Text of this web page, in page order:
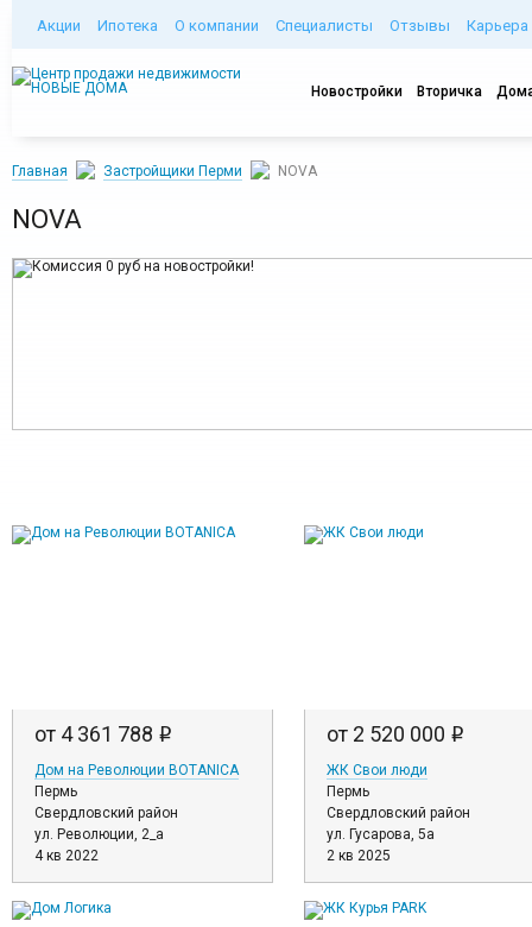
Акции Ипотека О компании Специалисты Отзывы Карьера
Новостройки Вторичка
Главная Застройщики Перми NOVA
NOVA
от 4 361 788 i
Дом на Революции BOTANICA
Пермь
Свердловский район
ул. Революции, 2_а
4 кв 2022
от 2 520 000 i
ЖК Свои люди
Пермь
Свердловский район
ул. Гусарова, 5а
2 кв 2025